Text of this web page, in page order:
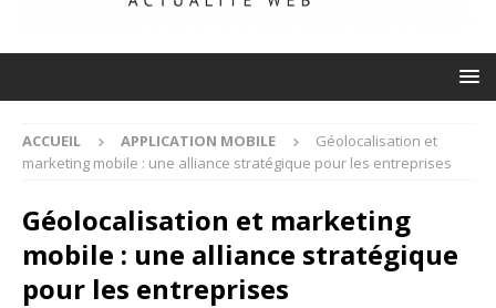
ACCUEIL APPLICATION MOBILE
Géolocalisation et
marketing mobile : une alliance stratégique pour les entreprises
Géolocalisation et marketing
mobile : une alliance stratégique
pour les entreprises